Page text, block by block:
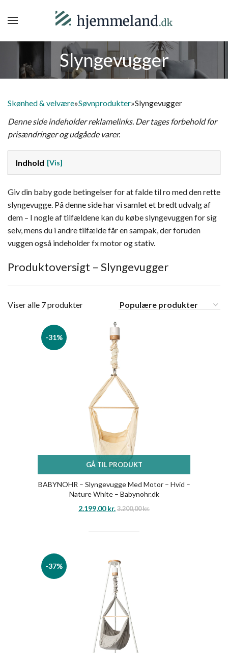
Slyngevugger
Skønhed & velvære»Søvnprodukter»Slyngevugger
Denne side indeholder reklamelinks. Der tages forbehold for
prisændringer og udgåede varer.
Indhold
Giv din baby gode betingelser for at falde til ro med den rette
slyngevugge. På denne side har vi samlet et bredt udvalg af
dem – I nogle af tilfældene kan du købe slyngevuggen for sig
selv, mens du i andre tilfælde får en sampak, der foruden
vuggen også indeholder fx motor og stativ.
Produktoversigt – Slyngevugger
Viser alle 7 produkter
-31%
GÅ TIL PRODUKT
BABYNOHR – Slyngevugge Med Motor – Hvid –
Nature White – Babynohr.dk
2.199,00kr. 3.200,00kr.
-37%